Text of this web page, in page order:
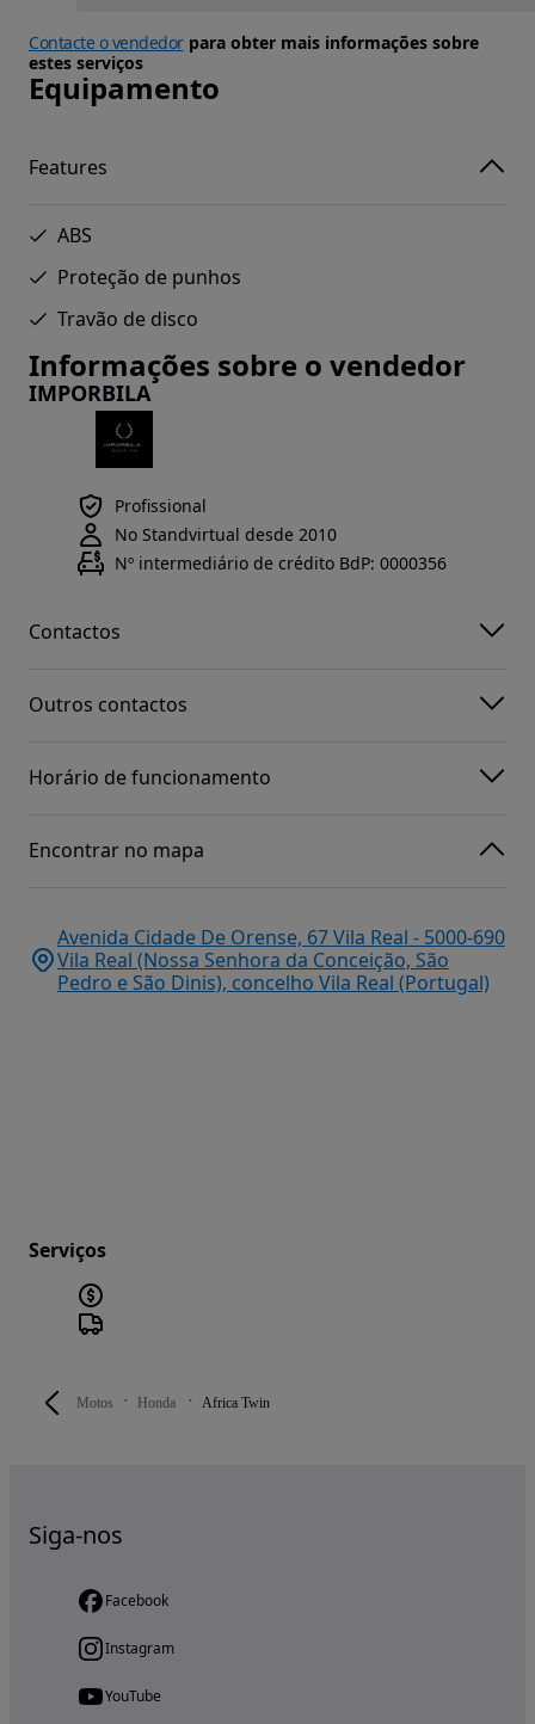
Motos Honda Africa Twin
Contacte o vendedorpara obter mais informações sobre
estes serviços
Equipamento
Features
ABS
Proteção de punhos
Travão de disco
Informações sobre o vendedor
IMPORBILA
Profissional
No Standvirtual desde 2010
Nº intermediário de crédito BdP: 0000356
Contactos
Outros contactos
Horário de funcionamento
Encontrar no mapa
Avenida Cidade De Orense, 67 Vila Real - 5000-690
Vila Real (Nossa Senhora da Conceição, São
Pedro e São Dinis), concelho Vila Real (Portugal)
Serviços
Siga-nos
Facebook
Instagram
YouTube